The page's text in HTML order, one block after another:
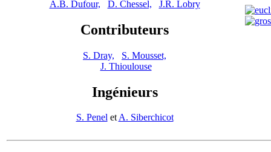
A.B. Dufour, D. Chessel, J.R. Lobry
Contributeurs
S. Dray,
S. Mousset,
J. Thioulouse
Ingénieurs
S. PeneletA. Siberchicot